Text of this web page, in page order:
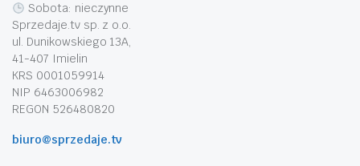
Sobota: nieczynne
Sprzedaje.tv sp. z o.o.
ul. Dunikowskiego 13A,
41-407 Imielin
KRS 0001059914
NIP 6463006982
REGON 526480820
biuro@sprzedaje.tv